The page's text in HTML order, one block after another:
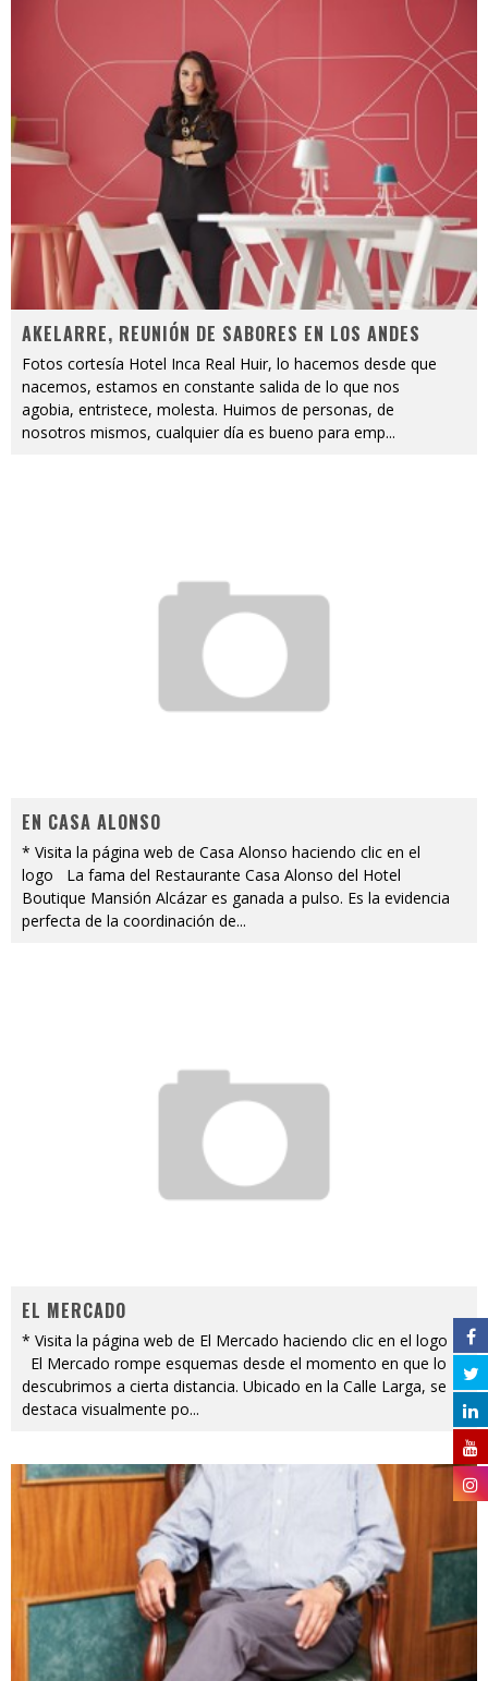
AKELARRE, REUNIÓN DE SABORES EN LOS ANDES
Fotos cortesía Hotel Inca Real Huir, lo hacemos desde que
nacemos, estamos en constante salida de lo que nos
agobia, entristece, molesta. Huimos de personas, de
nosotros mismos, cualquier día es bueno para emp...
EN CASA ALONSO
* Visita la página web de Casa Alonso haciendo clic en el
logo La fama del Restaurante Casa Alonso del Hotel
Boutique Mansión Alcázar es ganada a pulso. Es la evidencia
perfecta de la coordinación de...
EL MERCADO
* Visita la página web de El Mercado haciendo clic en el logo
El Mercado rompe esquemas desde el momento en que lo
descubrimos a cierta distancia. Ubicado en la Calle Larga, se
destaca visualmente po...